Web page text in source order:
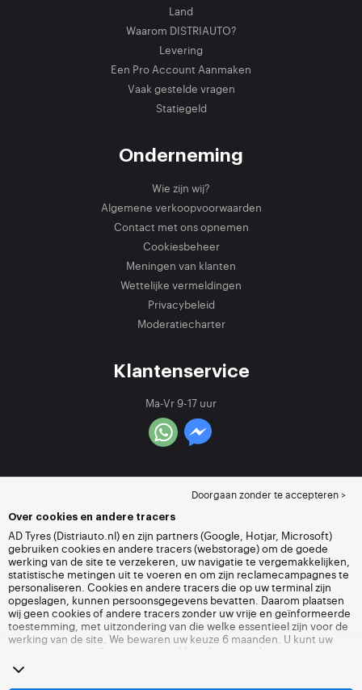
Land
Waarom DISTRIAUTO?
Levering
Een Pro Account Aanmaken
Vaak gestelde vragen
Statiegeld
Onderneming
Wie zijn wij?
Algemene verkoopvoorwaarden
Contact met ons opnemen
Cookiesbeheer
Meningen van klanten
Wettelijke vermeldingen
Privacybeleid
Moderatiecharter
Klantenservice
Ma-Vr 9-17 uur
Doorgaan zonder te accepteren >
Over cookies en andere tracers
AD Tyres (Distriauto.nl) en zijn partners (Google, Hotjar, Microsoft)
gebruiken cookies en andere tracers (webstorage) om de goede
werking van de site te verzekeren, uw navigatie te vergemakkelijken,
statistische metingen uit te voeren en om zijn reclamecampagnes te
personaliseren. Cookies en andere tracers die op uw terminal zijn
opgeslagen, kunnen persoonsgegevens bevatten. Daarom plaatsen
wij geen cookies of andere tracers zonder uw vrije en geïnformeerde
toestemming, met uitzondering van die welke essentieel zijn voor de
werking van de site. We bewaren uw keuze 6 maanden. U kunt uw
toestemming op elk moment intrekken door naar de pagina over
cookies en andere tracers
surfen zonder het deponeren van cookies of andere tracers te